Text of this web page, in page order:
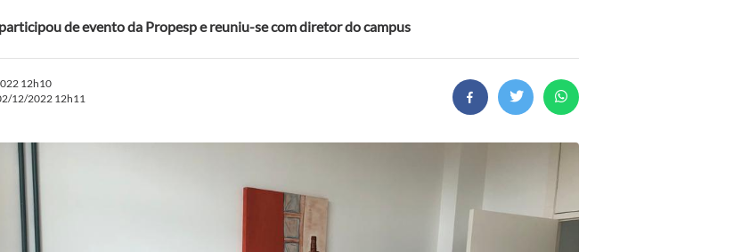
de evento da Propesp e reuniu-se com diretor do campus
12h10
12/2022 12h11